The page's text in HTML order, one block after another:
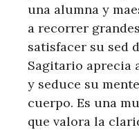
una alumna y
a recorrer
satisfacer su sed
Sagitario aprecia
y seduce su
cuerpo. Es una
que valora la